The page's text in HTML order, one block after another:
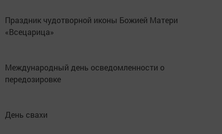
Праздник чудотворной иконы Божией Матери
«Всецарица»
Международный день осведомленности о
передозировке
День cвахи